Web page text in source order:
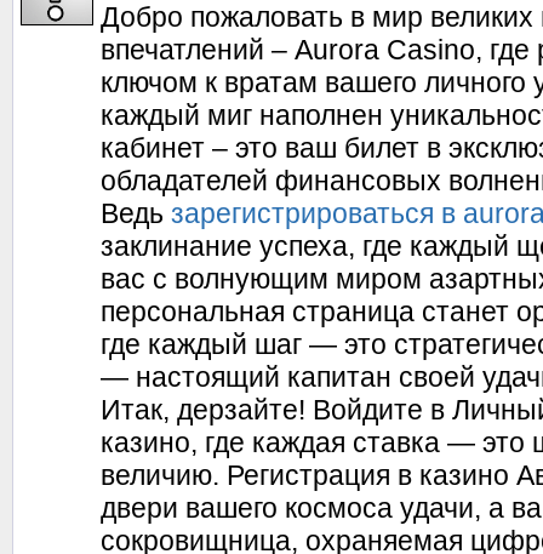
Добро пожаловать в мир
впечатлений – Aurora Casino, где
ключом к вратам вашего личного
каждый миг наполнен
кабинет – это ваш билет в
обладателей финансовых
Ведь зарегистрироваться в
заклинание успеха, где каждый
вас с волнующим миром
персональная страница станет
где каждый шаг — это
— настоящий капитан своей
Итак, дерзайте! Войдите в
казино, где каждая ставка — это
величию. Регистрация в казино
двери вашего космоса удачи, а
сокровищница, охраняемая